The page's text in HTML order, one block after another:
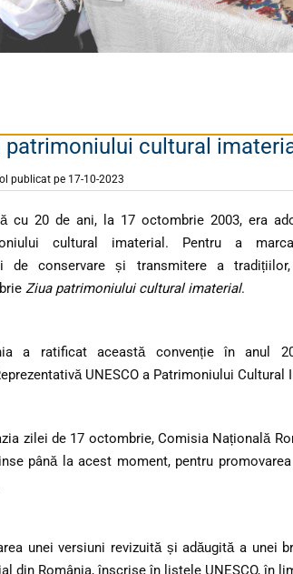
patrimoniului cultural
publicat pe 17-10-2023
cu 20 de ani, la 17 octombrie 2003, era
cultural imaterial. Pentru a
de conservare și transmitere a
Ziua patrimoniului cultural imaterial.
a ratificat această convenție în anul
UNESCO a Patrimoniului
zilei de 17 octombrie, Comisia Națională
până la acest moment, pentru
unei versiuni revizuită și adăugită a unei
din România, înscrise în listele UNESCO, în